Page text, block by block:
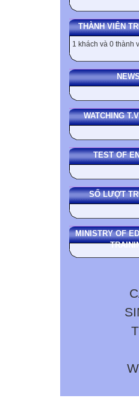
THÀNH VIÊN
1 khách và 0 thành
WATCHING
TEST OF
SỐ LƯỢT
MINISTRY OF